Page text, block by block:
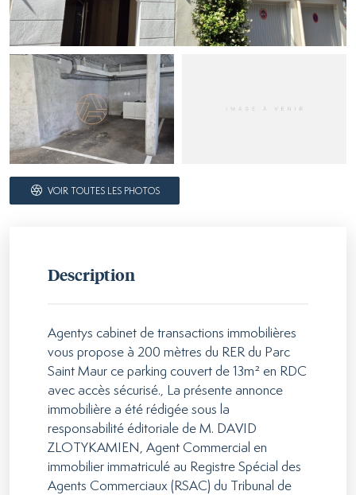
VOIR TOUTES LES PHOTOS
Description
Agentys cabinet de transactions immobilières
vous propose à 200 mètres du RER du Parc
Saint Maur ce parking couvert de 13m² en RDC
avec accès sécurisé., La présente annonce
immobilière a été rédigée sous la
responsabilité éditoriale de M. DAVID
ZLOTYKAMIEN, Agent Commercial en
immobilier immatriculé au Registre Spécial des
Agents Commerciaux (RSAC) du Tribunal de